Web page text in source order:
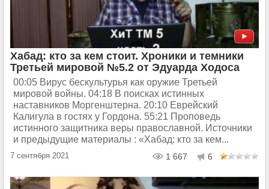
Хабад: кто за кем стоит. Хроники и темники
Третьей мировой №5.2 от Эдуарда Ходоса
00:05 Вирус бескультурья как оружие Третьей
мировой войны. 04:18 В поисках истинных
наставников Моргенштерна. 20:10 Еврейский
Калигула в гостях у Гордона. 55:21 Проповедь
истинного защитника веры православной. Источники
и предыдущие материалы : «Хабад: кто за кем...
7 сентября 2021 1 667 6